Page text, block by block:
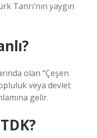
Tanrı’nın yaygın
olan “Çeşen
veya devlet
gelir.